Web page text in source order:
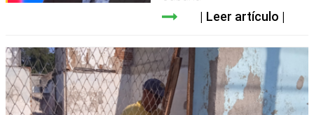
Leer artículo